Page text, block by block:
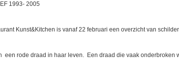
1993- 2005
Kunst&Kitchen is vanaf 22 februari een overzicht van
een rode draad in haar leven. Een draad die vaak onderbroken